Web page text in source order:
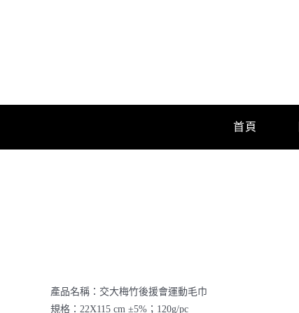
首頁
產品名稱：交大梅竹後援會運動毛巾
規格：22X115 cm ±5%；120g/pc